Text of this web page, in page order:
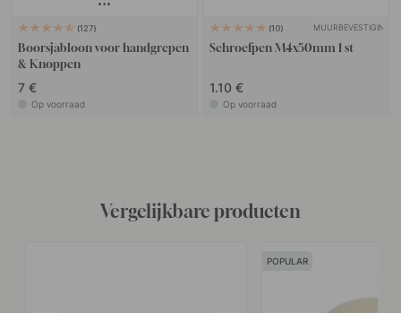
127
Boorsjabloon voor handgrepen
& Knoppen
7 €
Op voorraad
10 MUURBEVESTIGING
Schroefpen M4x50mm 1 st
1.10 €
Op voorraad
Vergelijkbare producten
POPULAR